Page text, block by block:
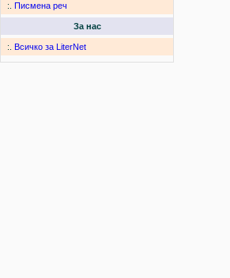
:. Писмена реч
За нас
:. Всичко за LiterNet